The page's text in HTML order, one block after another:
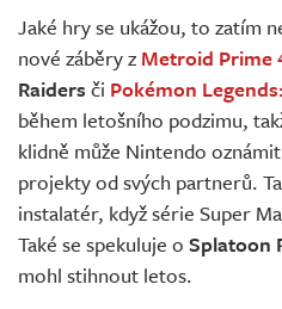
Jaké hry se ukážou, to zatím
nové záběry z Metroid Prime
Raiders či Pokémon
během letošního podzimu,
klidně může Nintendo
projekty od svých partnerů.
instalatér, když série Super
Také se spekuluje o Splatoon
mohl stihnout letos.